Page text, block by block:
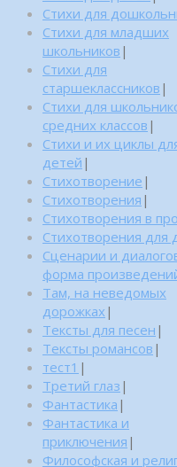
Стихи для
Стихи для младших
школьников |
Стихи для
старшеклассников |
Стихи для
средних классов |
Стихи и их циклы
детей |
Стихотворение |
Стихотворения |
Стихотворения в
Стихотворения для
Сценарии и
форма
Там, на неведомых
дорожках |
Тексты для песен |
Тексты романсов |
тест1 |
Третий глаз |
Фантастика |
Фантастика и
приключения |
Философская и